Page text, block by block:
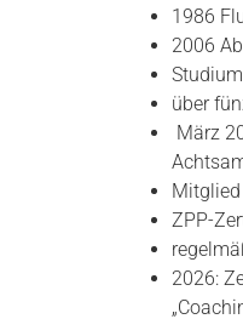
1986
2006
über
März
ZPP-
2026: